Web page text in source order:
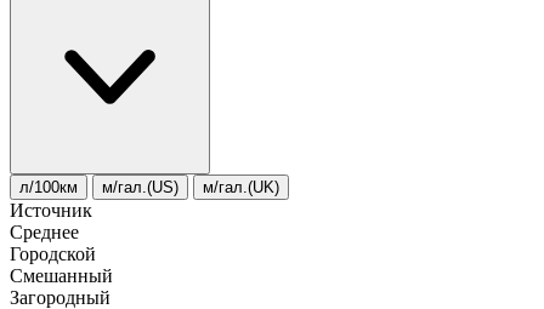
л/100км м/гал.(US) м/гал.(UK)
Источник
Среднее
Городской
Смешанный
Загородный